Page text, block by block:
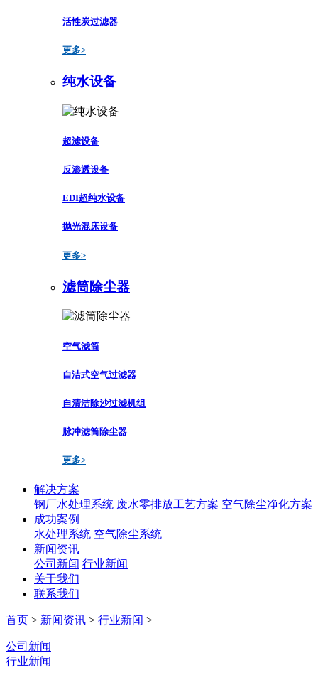
活性炭过滤器
更多>
纯水设备
超滤设备
反渗透设备
EDI超纯水设备
抛光混床设备
更多>
滤筒除尘器
空气滤筒
自洁式空气过滤器
自清洁除沙过滤机组
脉冲滤筒除尘器
更多>
解决方案
钢厂水处理系统 废水零排放工艺方案 空气除尘净化方案
成功案例
水处理系统 空气除尘系统
新闻资讯
公司新闻 行业新闻
关于我们
联系我们
首页 > 新闻资讯 > 行业新闻 >
公司新闻
行业新闻